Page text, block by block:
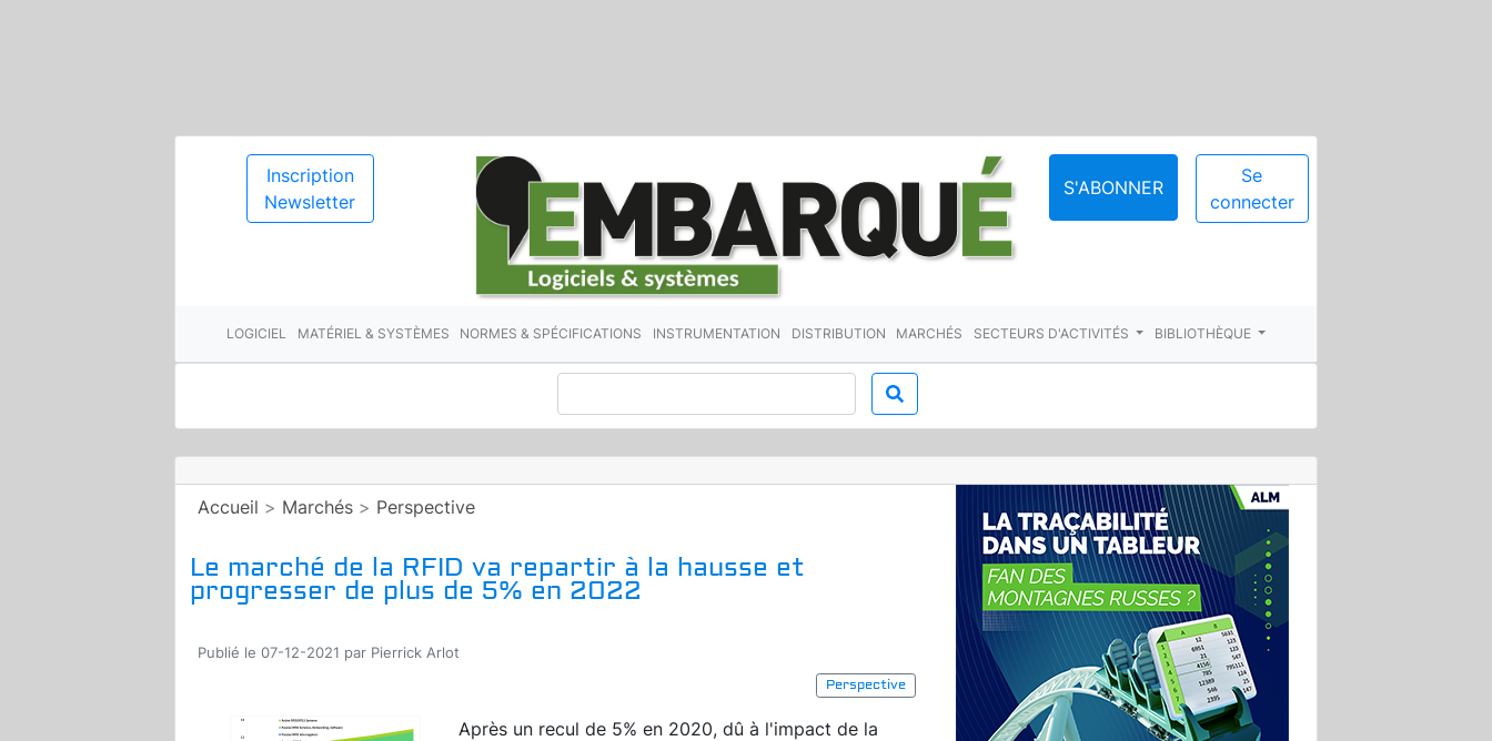
Inscription
Newsletter
S'ABONNER
Se
connecter
LOGICIEL MATÉRIEL & SYSTÈMES NORMES & SPÉCIFICATIONS INSTRUMENTATION DISTRIBUTION MARCHÉS SECTEURS D'ACTIVITÉS BIBLIOTHÈQUE
Accueil > Marchés > Perspective
Le marché de la RFID va repartir à la hausse et
progresser de plus de 5% en 2022
Publié le 07-12-2021 par Pierrick Arlot
Perspective
Après un recul de 5% en 2020, dû à l'impact de la